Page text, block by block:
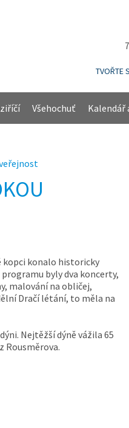
TVOŘTE
Všehochuť Kalendář
kopci konalo historicky
programu byly dva koncerty,
malování na obličej,
Dračí létání, to měla na
Nejtěžší dýně vážila 65
Rousměrova.